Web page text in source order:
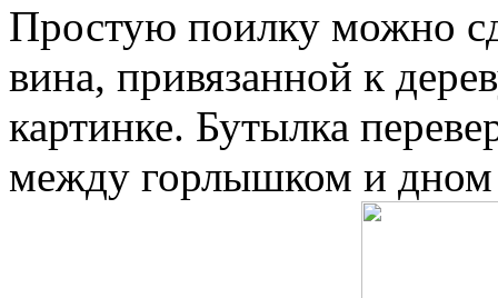
Простую поилку можно
вина, привязанной к
картинке. Бутылка
между горлышком и дном